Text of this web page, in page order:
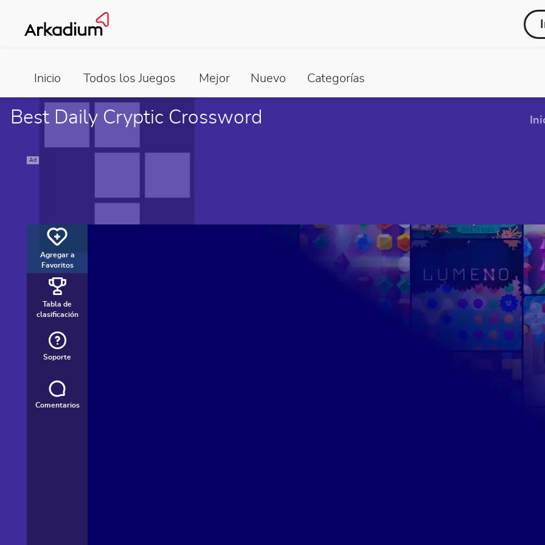
Inicio Todos los Juegos Mejor Nuevo Categorías
Best Daily Cryptic Crossword
Agregar a
Favoritos
Tabla de
clasificación
Soporte
Comentarios
Ad